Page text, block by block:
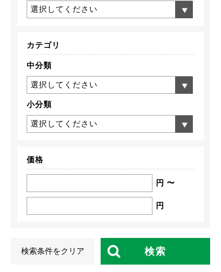
選択してください
カテゴリ
中分類
選択してください
小分類
選択してください
価格
円 〜
円
検索
検索条件をクリア